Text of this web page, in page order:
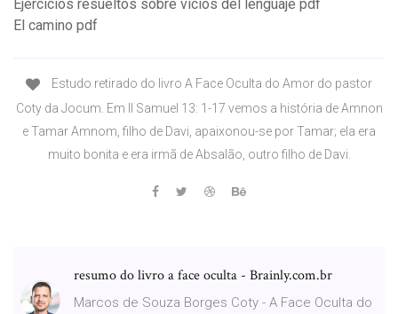
Ejercicios resueltos sobre vicios del lenguaje pdf
El camino pdf
Estudo retirado do livro A Face Oculta do Amor do pastor
Coty da Jocum. Em II Samuel 13: 1-17 vemos a história de Amnon
e Tamar Amnom, filho de Davi, apaixonou-se por Tamar; ela era
muito bonita e era irmã de Absalão, outro filho de Davi.
resumo do livro a face oculta - Brainly.com.br
Marcos de Souza Borges Coty - A Face Oculta do